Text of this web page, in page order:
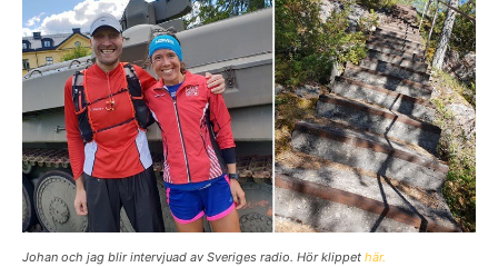
Johan och jag blir intervjuad av Sveriges radio. Hör klippet här.